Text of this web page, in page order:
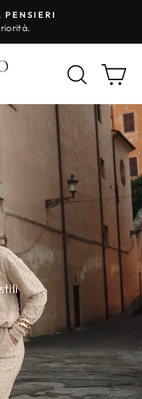
PENSIERI
Zoeken